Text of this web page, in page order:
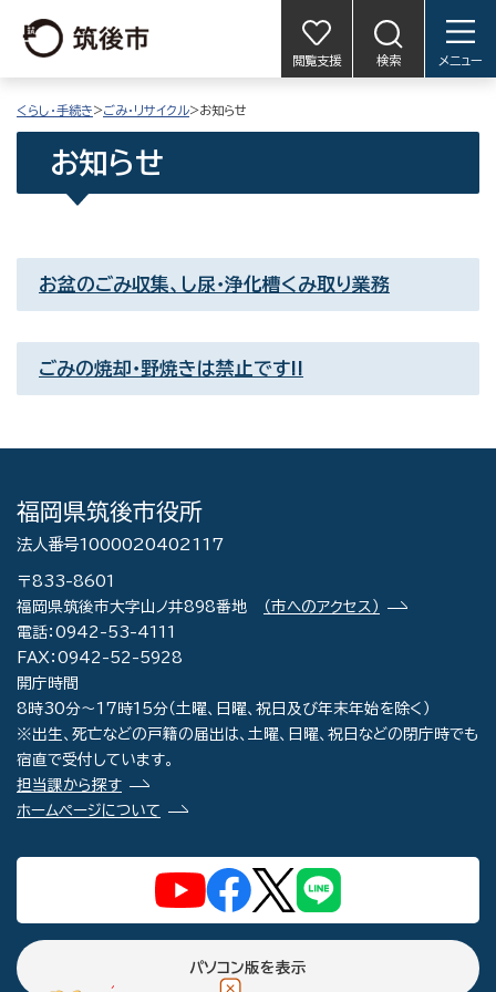
閲覧支援 検索 メニュー
くらし・手続き>ごみ・リサイクル>お知らせ
お知らせ
お盆のごみ収集、し尿・浄化槽くみ取り業務
ごみの焼却・野焼きは禁止です!!
福岡県筑後市役所
法人番号1000020402117
〒833-8601
福岡県筑後市大字山ノ井898番地
（市へのアクセス）
電話：0942-53-4111
FAX：0942-52-5928
開庁時間
8時30分～17時15分（土曜、日曜、祝日及び年末年始を除く）
※出生、死亡などの戸籍の届出は、土曜、日曜、祝日などの閉庁時でも
宿直で受付しています。
担当課から探す
ホームページについて
パソコン版を表示